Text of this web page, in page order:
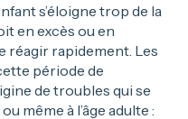
s’éloigne trop de la
en excès ou en
réagir rapidement. Les
période de
de troubles qui se
même à l’âge adulte :